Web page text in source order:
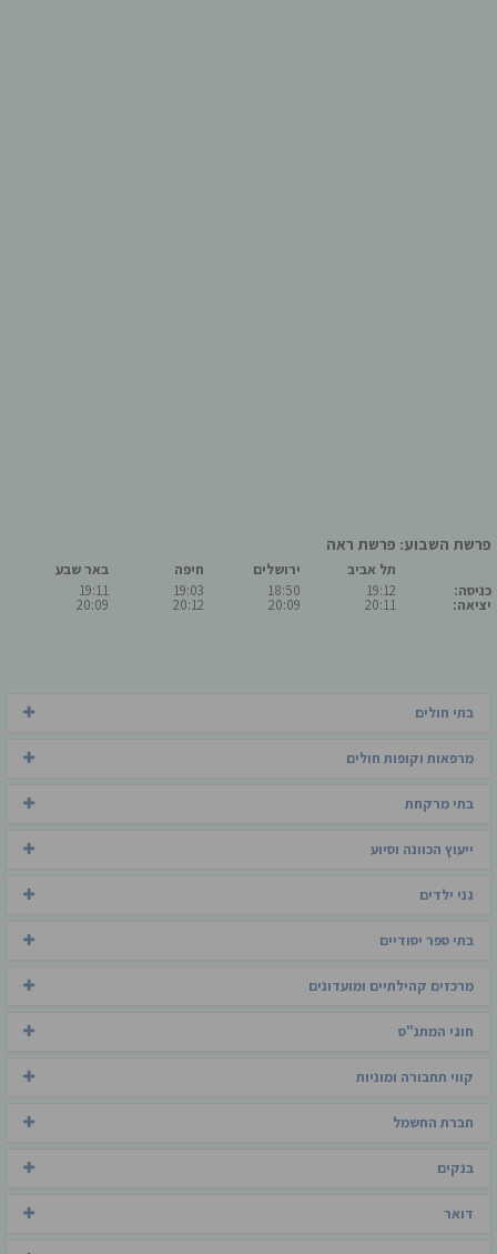
פרשת השבוע: פרשת ראה
כניסה:
יציאה:
תל אביב
19:12
20:11
ירושלים
18:50
20:09
חיפה
19:03
20:12
באר שבע
19:11
20:09
בתי חולים
מרפאות וקופות חולים
בתי מרקחת
ייעוץ הכוונה וסיוע
גני ילדים
בתי ספר יסודיים
מרכזים קהילתיים ומועדונים
חוגי המתנ"ס
קווי תחבורה ומוניות
חברת החשמל
בנקים
דואר